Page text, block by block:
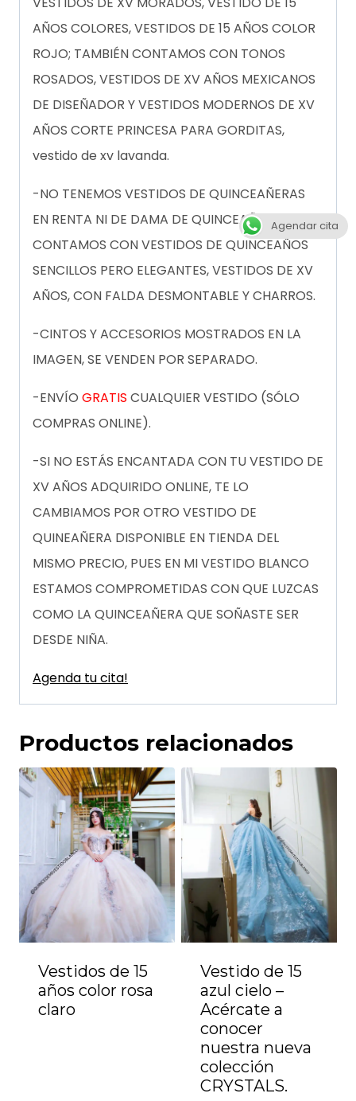
AÑOS COLORES, VESTIDOS DE 15 AÑOS COLOR
ROJO; TAMBIÉN CONTAMOS CON TONOS
ROSADOS, VESTIDOS DE XV AÑOS MEXICANOS
DE DISEÑADOR Y VESTIDOS MODERNOS DE XV
AÑOS CORTE PRINCESA PARA GORDITAS,
vestido de xv lavanda.
-NO TENEMOS VESTIDOS DE QUINCEAÑERAS
EN RENTA NI DE DAMA DE QUINCEAÑERA PERO
CONTAMOS CON VESTIDOS DE QUINCEAÑOS
SENCILLOS PERO ELEGANTES, VESTIDOS DE XV
AÑOS, CON FALDA DESMONTABLE Y CHARROS.
-CINTOS Y ACCESORIOS MOSTRADOS EN LA
IMAGEN, SE VENDEN POR SEPARADO.
-ENVÍO GRATIS CUALQUIER VESTIDO (SÓLO
COMPRAS ONLINE).
-SI NO ESTÁS ENCANTADA CON TU VESTIDO DE
XV AÑOS ADQUIRIDO ONLINE, TE LO
CAMBIAMOS POR OTRO VESTIDO DE
QUINEAÑERA DISPONIBLE EN TIENDA DEL
MISMO PRECIO, PUES EN MI VESTIDO BLANCO
ESTAMOS COMPROMETIDAS CON QUE LUZCAS
COMO LA QUINCEAÑERA QUE SOÑASTE SER
DESDE NIÑA.
Agenda tu cita!
Productos relacionados
Vestidos de 15
años color rosa
claro
Vestido de 15
azul cielo –
Acércate a
conocer
nuestra nueva
colección
CRYSTALS.
Agendar cita